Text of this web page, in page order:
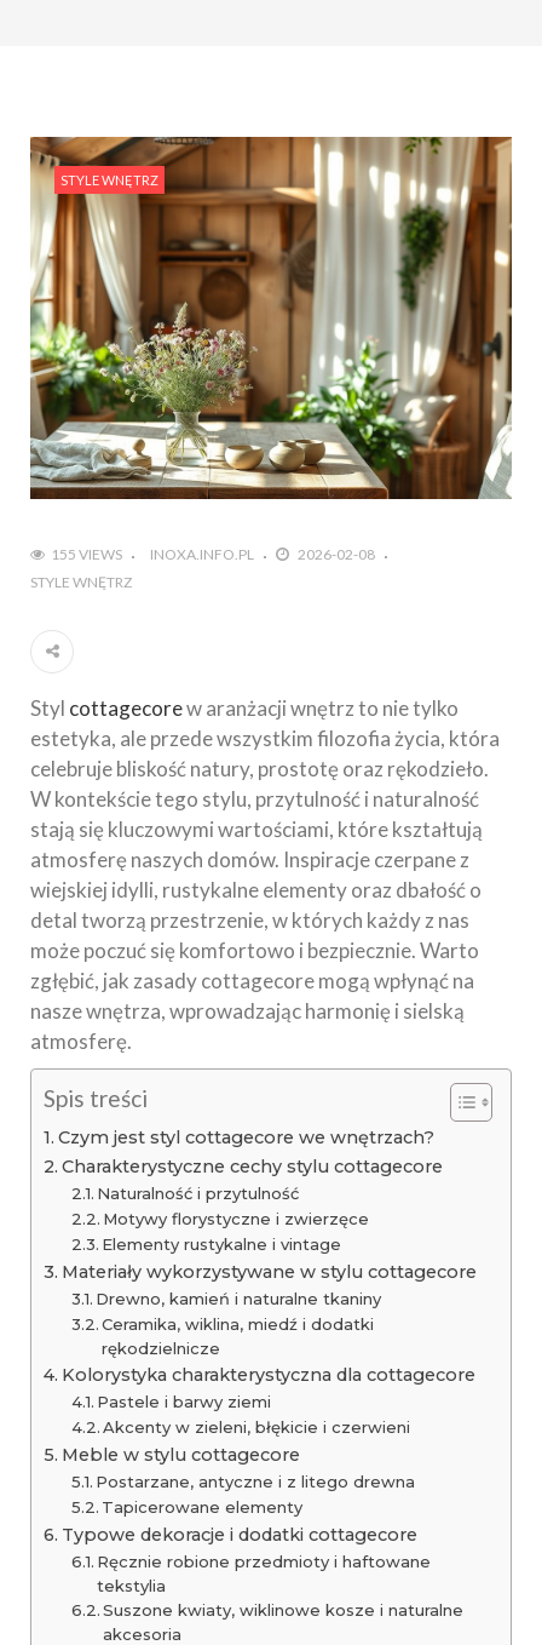
STYLE WNĘTRZ
155 VIEWS INOXA.INFO.PL
2026-02-08
STYLE WNĘTRZ
Styl cottagecorew aranżacji wnętrz to nie tylko
estetyka, ale przede wszystkim filozofia życia, która
celebruje bliskość natury, prostotę oraz rękodzieło.
W kontekście tego stylu, przytulność i naturalność
stają się kluczowymi wartościami, które kształtują
atmosferę naszych domów. Inspiracje czerpane z
wiejskiej idylli, rustykalne elementy oraz dbałość o
detal tworzą przestrzenie, w których każdy z nas
może poczuć się komfortowo i bezpiecznie. Warto
zgłębić, jak zasady cottagecore mogą wpłynąć na
nasze wnętrza, wprowadzając harmonię i sielską
atmosferę.
Spis treści
Czym jest styl cottagecore we wnętrzach?
Charakterystyczne cechy stylu cottagecore
Naturalność i przytulność
Motywy florystyczne i zwierzęce
Elementy rustykalne i vintage
Materiały wykorzystywane w stylu cottagecore
Drewno, kamień i naturalne tkaniny
Ceramika, wiklina, miedź i dodatki
rękodzielnicze
Kolorystyka charakterystyczna dla cottagecore
Pastele i barwy ziemi
Akcenty w zieleni, błękicie i czerwieni
Meble w stylu cottagecore
Postarzane, antyczne i z litego drewna
Tapicerowane elementy
Typowe dekoracje i dodatki cottagecore
Ręcznie robione przedmioty i haftowane
tekstylia
Suszone kwiaty, wiklinowe kosze i naturalne
akcesoria